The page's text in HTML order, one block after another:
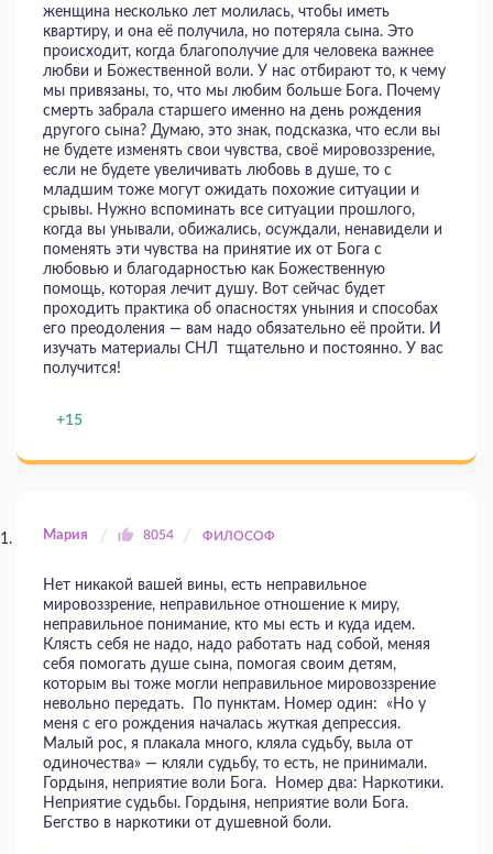
женщина несколько лет молилась, чтобы иметь
квартиру, и она её получила, но потеряла сына. Это
происходит, когда благополучие для человека важнее
любви и Божественной воли. У нас отбирают то, к чему
мы привязаны, то, что мы любим больше Бога. Почему
смерть забрала старшего именно на день рождения
другого сына? Думаю, это знак, подсказка, что если вы
не будете изменять свои чувства, своё мировоззрение,
если не будете увеличивать любовь в душе, то с
младшим тоже могут ожидать похожие ситуации и
срывы. Нужно вспоминать все ситуации прошлого,
когда вы унывали, обижались, осуждали, ненавидели и
поменять эти чувства на принятие их от Бога с
любовью и благодарностью как Божественную
помощь, которая лечит душу. Вот сейчас будет
проходить практика об опасностях уныния и способах
его преодоления — вам надо обязательно её пройти. И
изучать материалы СНЛ тщательно и постоянно. У вас
получится!
+15
Мария 8054 ФИЛОСОФ
Нет никакой вашей вины, есть неправильное
мировоззрение, неправильное отношение к миру,
неправильное понимание, кто мы есть и куда идем.
Клясть себя не надо, надо работать над собой, меняя
себя помогать душе сына, помогая своим детям,
которым вы тоже могли неправильное мировоззрение
невольно передать. По пунктам. Номер один: «Но у
меня с его рождения началась жуткая депрессия.
Малый рос, я плакала много, кляла судьбу, выла от
одиночества» — кляли судьбу, то есть, не принимали.
Гордыня, неприятие воли Бога. Номер два: Наркотики.
Неприятие судьбы. Гордыня, неприятие воли Бога.
Бегство в наркотики от душевной боли.